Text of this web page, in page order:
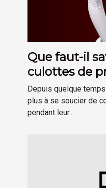
Que faut-il
culottes de
hygiénique
Depuis quelque
plus à se soucier de
pendant leur...